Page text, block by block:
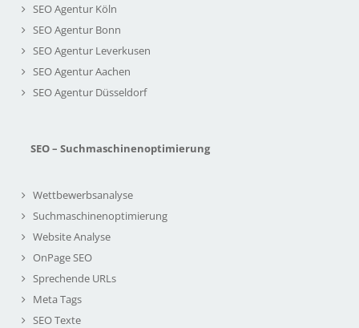
SEO Agentur Köln
SEO Agentur Bonn
SEO Agentur Leverkusen
SEO Agentur Aachen
SEO Agentur Düsseldorf
SEO – Suchmaschinenoptimierung
Wettbewerbsanalyse
Suchmaschinenoptimierung
Website Analyse
OnPage SEO
Sprechende URLs
Meta Tags
SEO Texte